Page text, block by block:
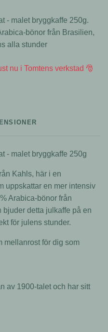
- malet bryggkaffe 250g.
bönor från Brasilien,
alla stunder
nu i Tomtens verkstad 🎅
- malet bryggkaffe 250g
Kahls, här i en
uppskattar en mer intensiv
Arabica-bönor från
bjuder detta julkaffe på en
för julens stunder.
mellanrost för dig som
av 1900-talet och har sitt